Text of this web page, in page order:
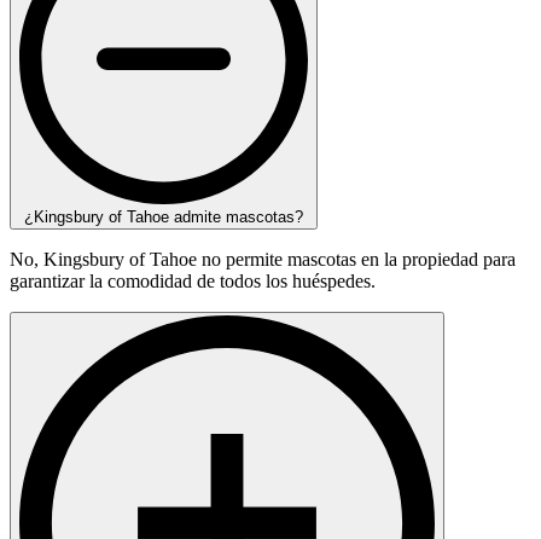
¿Kingsbury of Tahoe admite mascotas?
No, Kingsbury of Tahoe no permite mascotas en la propiedad para
garantizar la comodidad de todos los huéspedes.